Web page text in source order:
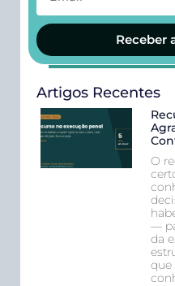
Receber
Artigos Recentes
O
—
da
que